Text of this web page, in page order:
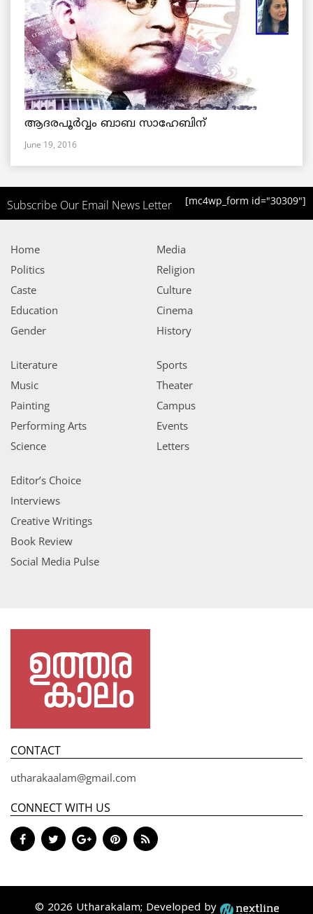
ആദരപൂര്‍വ്വം ബാബ സാഹേബിന്
June 19, 2016
Subscribe Our Email News Letter [mc4wp_form id="30309"]
Home
Politics
Caste
Education
Gender
Media
Religion
Culture
Cinema
History
Literature
Music
Painting
Performing Arts
Science
Sports
Theater
Campus
Events
Letters
Editor’s Choice
Interviews
Creative Writings
Book Review
Social Media Pulse
CONTACT
utharakaalam@gmail.com
CONNECT WITH US
© 2026 Utharakalam; Developed by